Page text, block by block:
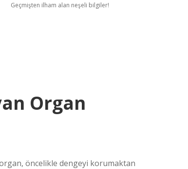
Geçmişten ilham alan neşeli bilgiler!
Organ
öncelikle dengeyi korumaktan